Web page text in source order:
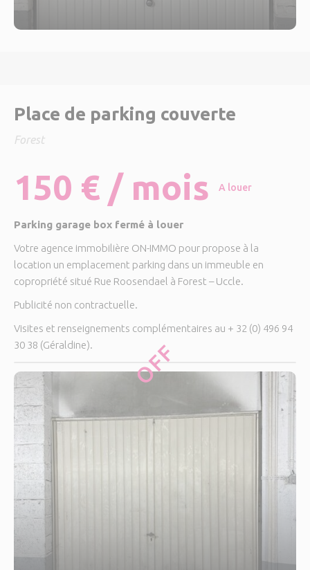
OFF
Place de parking couverte
Forest
150 € / mois A louer
Parking garage box fermé à louer
Votre agence immobilière ON-IMMO pour propose à la
location un emplacement parking dans un immeuble en
copropriété situé Rue Roosendael à Forest – Uccle.
Publicité non contractuelle.
Visites et renseignements complémentaires au + 32 (0) 496 94
30 38 (Géraldine).